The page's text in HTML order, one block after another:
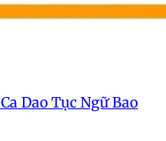
Ca Dao Tục NgữBao